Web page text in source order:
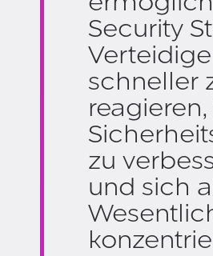
Security
schneller
zu
und sich